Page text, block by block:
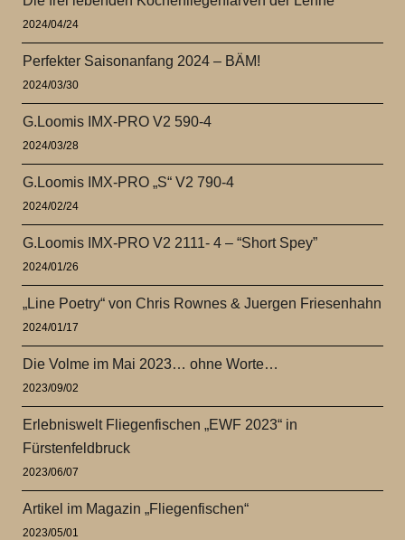
2024/04/24
Perfekter Saisonanfang 2024 – BÄM!
2024/03/30
G.Loomis IMX-PRO V2 590-4
2024/03/28
G.Loomis IMX-PRO „S“ V2 790-4
2024/02/24
G.Loomis IMX-PRO V2 2111- 4 – “Short Spey”
2024/01/26
„Line Poetry“ von Chris Rownes & Juergen Friesenhahn
2024/01/17
Die Volme im Mai 2023… ohne Worte…
2023/09/02
Erlebniswelt Fliegenfischen „EWF 2023“ in
Fürstenfeldbruck
2023/06/07
Artikel im Magazin „Fliegenfischen“
2023/05/01